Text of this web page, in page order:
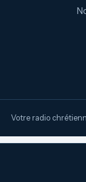
Votre radio